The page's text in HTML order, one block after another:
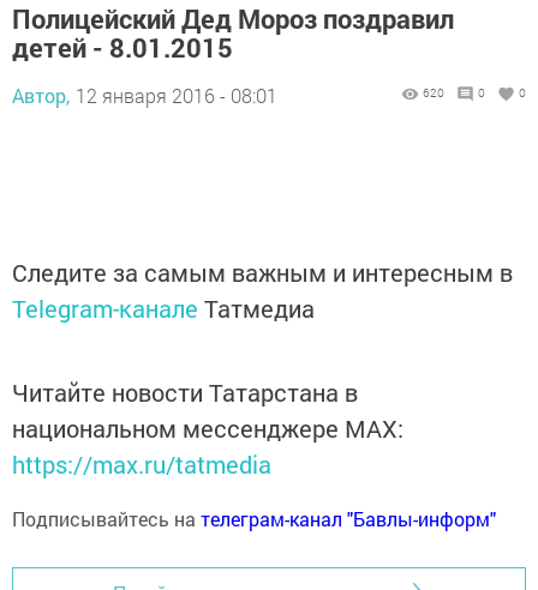
Полицейский Дед Мороз поздравил
детей - 8.01.2015
Автор, 12 января 2016 - 08:01 620 0 0
Следите за самым важным и интересным в
Telegram-канале Татмедиа
Читайте новости Татарстана в
национальном мессенджере MАХ:
https://max.ru/tatmedia
Подписывайтесь на телеграм-канал "Бавлы-информ"